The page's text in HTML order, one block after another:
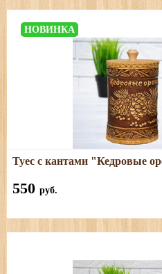
НОВИНКА
Размеры: высота (с
Туес с кантами "Кедровые
550 руб.